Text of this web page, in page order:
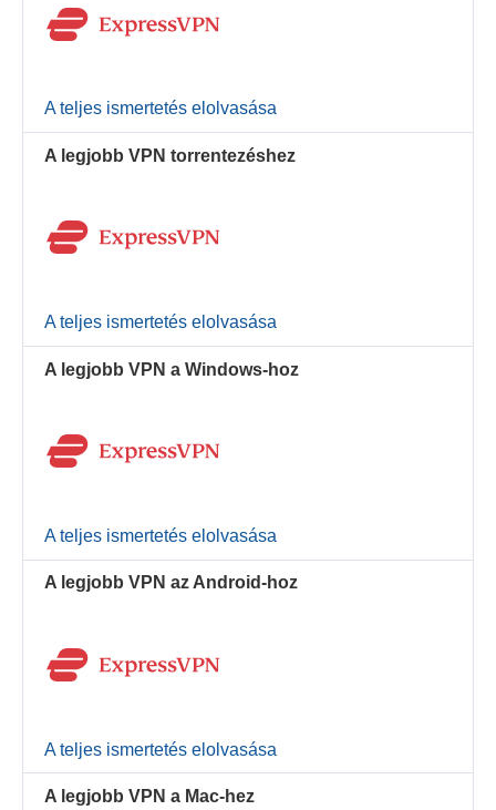
A teljes ismertetés elolvasása
A legjobb VPN torrentezéshez
A teljes ismertetés elolvasása
A legjobb VPN a Windows-hoz
A teljes ismertetés elolvasása
A legjobb VPN az Android-hoz
A teljes ismertetés elolvasása
A legjobb VPN a Mac-hez